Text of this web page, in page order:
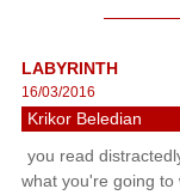
LABYRINTH
16/03/2016
Krikor Beledian
you read
what you're going to